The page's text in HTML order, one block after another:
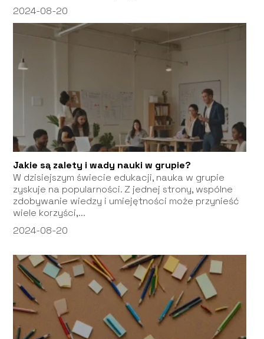
2024-08-20
Jakie są zalety i wady nauki w grupie?
W dzisiejszym świecie edukacji, nauka w grupie
zyskuje na popularności. Z jednej strony, wspólne
zdobywanie wiedzy i umiejętności może przynieść
wiele korzyści,...
2024-08-20